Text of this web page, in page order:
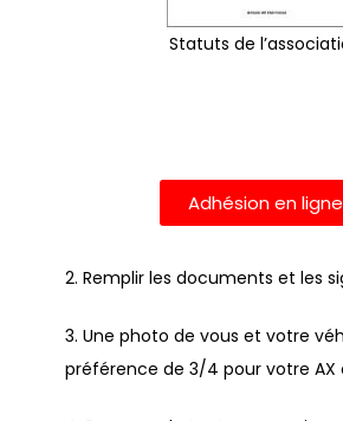
Statuts de
Adhésion en ligne
2. Remplir les documents et les
3. Une photo de vous et votre
préférence de 3/4 pour votre AX